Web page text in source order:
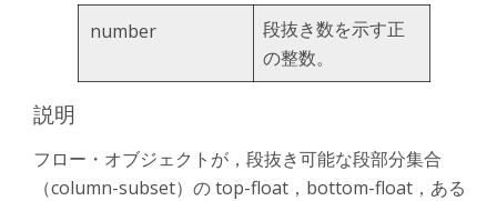
number
段抜き数を示す正
の整数。
説明
フロー・オブジェクトが，段抜き可能な段部分集合
（column-subset）の top-float，bottom-float，ある